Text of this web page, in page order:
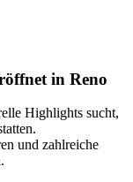
in Reno
Highlights sucht,
und zahlreiche